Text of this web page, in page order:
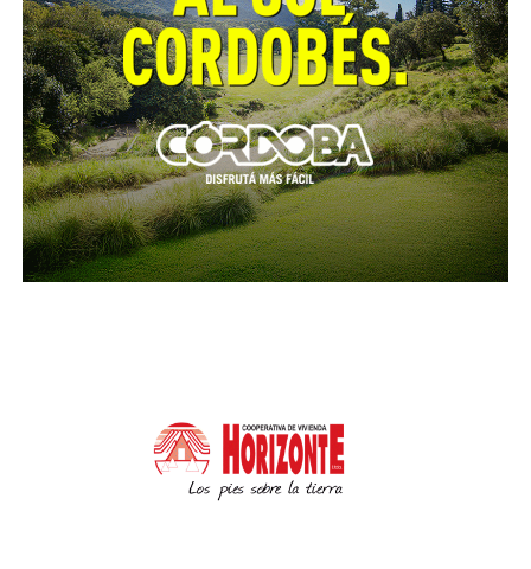
quienes también plantearon un panorama crítico en
lo productivo y laboral.
Luego participó de una jornada de trabajo con
«Futuros Mejores», un grupo de economistas y
profesionales jóvenes comprometidos con la
Argentina y con la elaboración de políticas públicas
para el desarrollo.